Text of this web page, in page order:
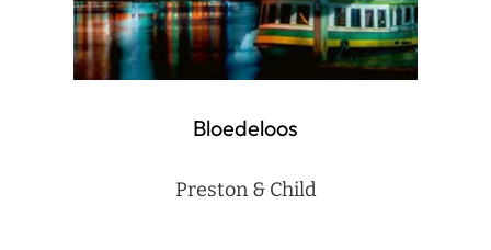
Bloedeloos
Preston & Child